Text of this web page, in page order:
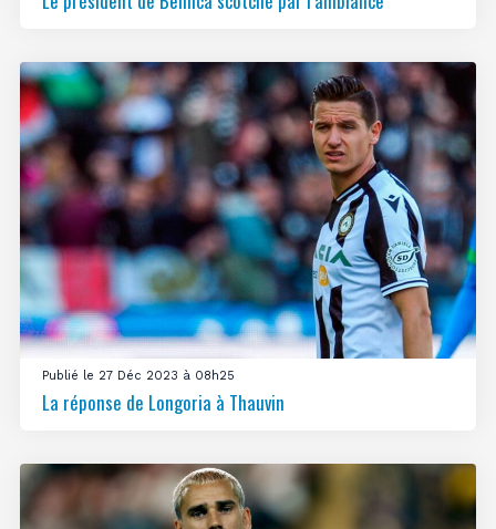
Publié le 27 Déc 2023 à 08h25
La réponse de Longoria à Thauvin